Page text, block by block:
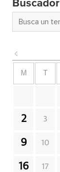
Buscador
M
2 3
9 10
16 17